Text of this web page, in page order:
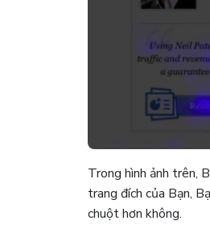
Trong hình ảnh trên,
trang đích của Bạn,
chuột hơn không.